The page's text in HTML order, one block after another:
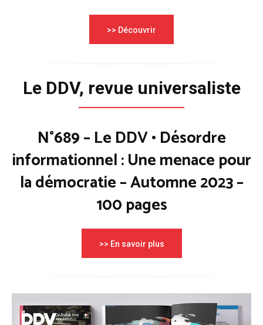
>> Découvrir
Le DDV, revue universaliste
N°689 – Le DDV • Désordre
informationnel : Une menace pour
la démocratie – Automne 2023 –
100 pages
>> En savoir plus